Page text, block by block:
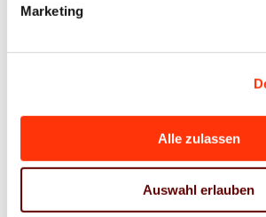
Marketing
Alle zulassen
Auswahl erlauben
Berater Management &
Nachhaltigkeit & Umwelt